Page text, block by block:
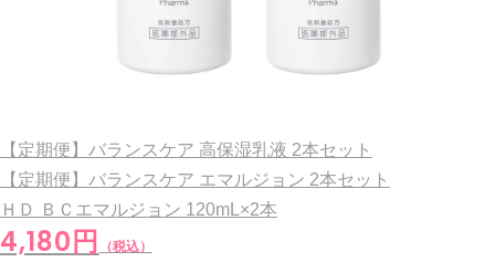
【定期便】バランスケア 高保湿乳液 2本セット
【定期便】バランスケア エマルジョン 2本セット
ＨＤ ＢＣエマルジョン 120mL×2本
4,180円 （税込）